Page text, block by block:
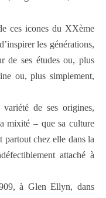
ces icones du XXème
les générations,
de ses études ou, plus
ou, plus simplement,
variété de ses origines,
mixité – que sa culture
partout chez elle dans la
attaché à
à Glen Ellyn, dans